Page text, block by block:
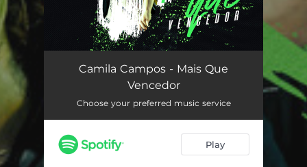
Mais Que Vencedor 03:51
Camila Campos - Mais Que
Vencedor
Choose your preferred music service
Play